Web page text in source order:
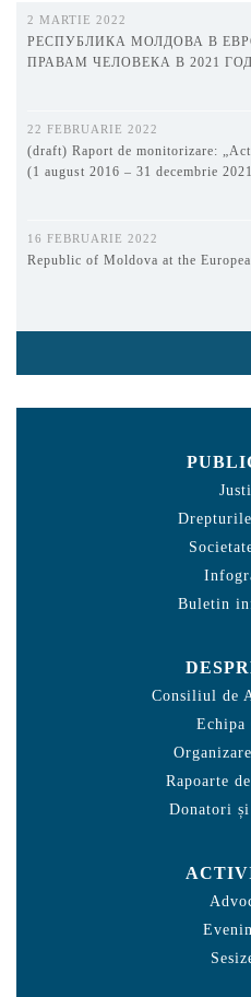
2 MARTIE 2022
РЕСПУБЛИКА МОЛДОВА В
ПРАВАМ ЧЕЛОВЕКА В 2021
22 FEBRUARIE 2022
(draft) Raport de monitorizare:
(1 august 2016 – 31 decembrie
16 FEBRUARIE 2022
Republic of Moldova at the
Buletin
Consiliul de
Echipa
Rapoarte
Donatori